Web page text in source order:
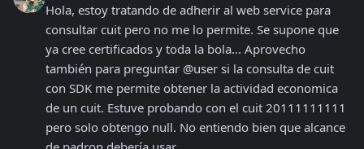
Hola, estoy tratando de adherir al web service para
consultar cuit pero no me lo permite. Se supone que
ya cree certificados y toda la bola... Aprovecho
también para preguntar @user si la consulta de cuit
con SDK me permite obtener la actividad economica
de un cuit. Estuve probando con el cuit 20111111111
pero solo obtengo null. No entiendo bien que alcance